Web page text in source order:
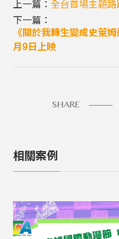
上一篇：全台首場主題
下一篇：
《關於我轉生變成史萊
月9日上映
SHARE
相關案例